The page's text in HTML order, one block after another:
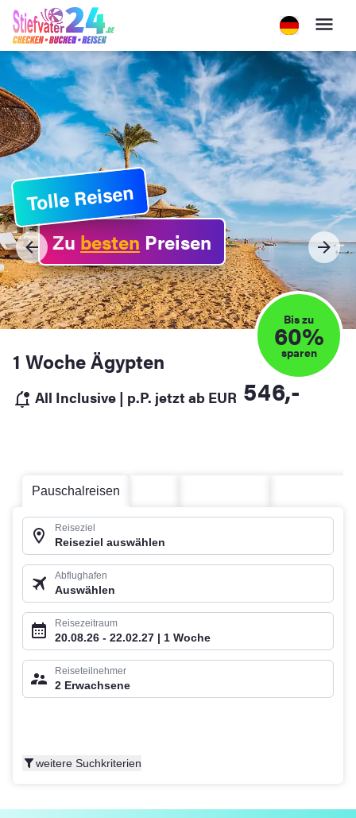
Tolle Reisen
Zubesten Preisen
Bis zu
60%
sparen
1 Woche Ägypten
All Inclusive | p.P. jetzt ab EUR 546,-
Pauschalreisen
Reiseziel
Reiseziel auswählen
Abflughafen
Auswählen
Reisezeitraum
20.08.26 - 22.02.27 | 1 Woche
Reiseteilnehmer
2 Erwachsene
weitere Suchkriterien